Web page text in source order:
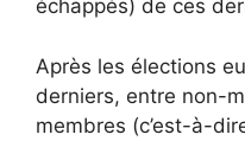
échappés) de ces
Après les élections
derniers, entre non-
membres (c’est-à-